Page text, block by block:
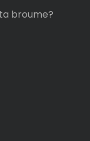
broume?